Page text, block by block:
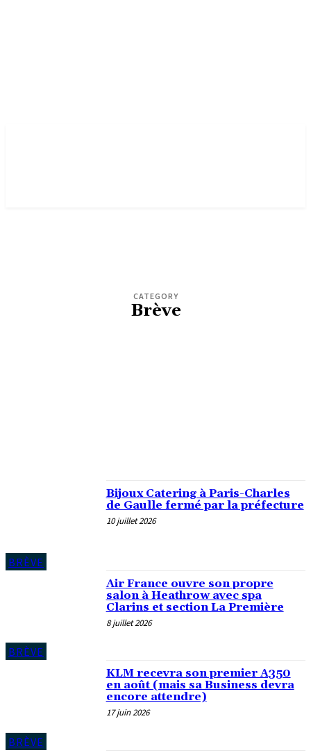
CATEGORY
Brève
BRÈVE
Bijoux Catering à Paris-Charles
de Gaulle fermé par la préfecture
10 juillet 2026
BRÈVE
Air France ouvre son propre
salon à Heathrow avec spa
Clarins et section La Première
8 juillet 2026
BRÈVE
KLM recevra son premier A350
en août (mais sa Business devra
encore attendre)
17 juin 2026